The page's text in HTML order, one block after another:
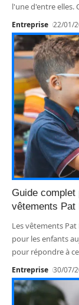
l'une d'entre elles.
Entreprise 22/01/
Guide
vêtements Pat
Les vêtements
pour les enfants
pour répondre à
Entreprise 30/07/